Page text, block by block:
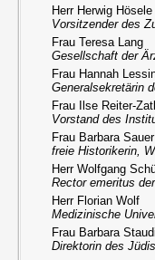
Herr Herwig Hösele
Vorsitzender des
Frau Teresa Lang
Gesellschaft der
Frau Hannah
Generalsekretärin
Frau Ilse Reiter-
Vorstand des
Frau Barbara Sauer
freie Historikerin,
Herr Wolfgang
Rector emeritus
Herr Florian Wolf
Medizinische
Frau Barbara
Direktorin des